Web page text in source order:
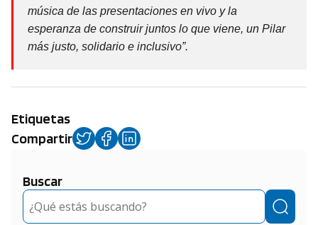
música de las presentaciones en vivo y la
esperanza de construir juntos lo que viene, un Pilar
más justo, solidario e inclusivo”.
Etiquetas
Compartir
Buscar
Buscar